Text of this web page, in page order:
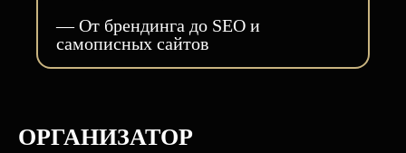
— От брендинга до SEO и
самописных сайтов
ОРГАНИЗАТОР